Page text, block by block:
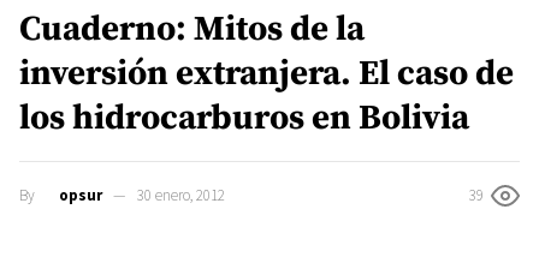
Cuaderno: Mitos de la
inversión extranjera. El caso de
los hidrocarburos en Bolivia
By opsur 30 enero, 2012 39